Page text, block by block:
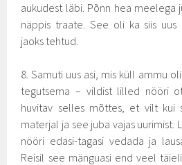
aukudest läbi. Põnn hea meelega
näppis traate. See oli ka siis uus
jaoks tehtud.
8. Samuti uus asi, mis küll ammu
tegutsema – vildist lilled nööri
huvitav selles mõttes, et vilt kui
materjal ja see juba vajas uurimist.
nööri edasi-tagasi vedada ja
Reisil see mänguasi end veel